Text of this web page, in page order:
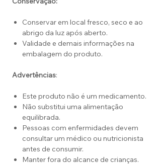
Conservar em local fresco, seco e ao
abrigo da luz após aberto.
Validade e demais informações na
embalagem do produto.
Advertências:
Este produto não é um medicamento.
Não substitui uma alimentação
equilibrada.
Pessoas com enfermidades devem
consultar um médico ou nutricionista
antes de consumir.
Manter fora do alcance de crianças.